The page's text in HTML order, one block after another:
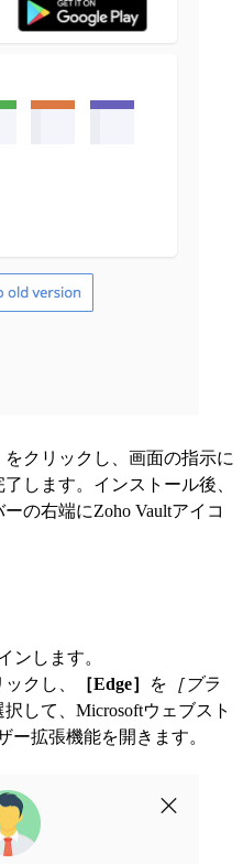
をクリックし、画面の指示に
します。インストール後、
の右端にZoho Vaultアイコ
ンします。
クし、
［Edge］ を ［ブラ
して、Microsoftウェブスト
ー拡張機能を開きます。